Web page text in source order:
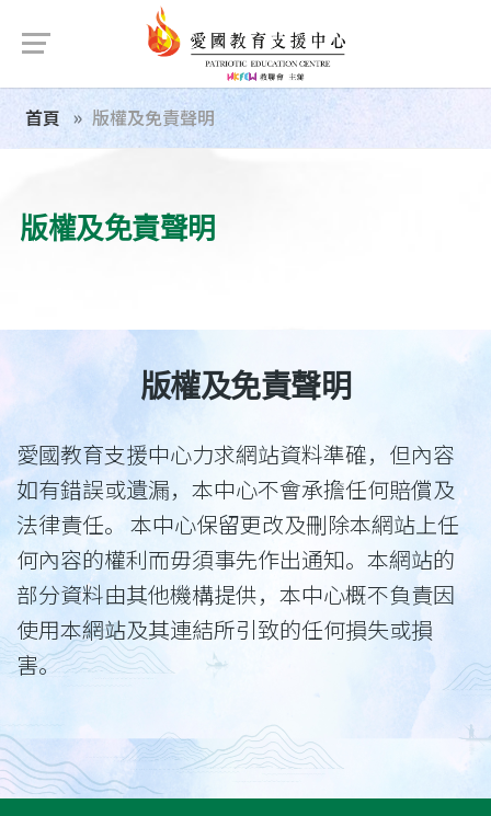
首頁 版權及免責聲明
版權及免責聲明
版權及免責聲明
愛國教育支援中心力求網站資料準確，但內容
如有錯誤或遺漏，本中心不會承擔任何賠償及
法律責任。 本中心保留更改及刪除本網站上任
何內容的權利而毋須事先作出通知。本網站的
部分資料由其他機構提供，本中心概不負責因
使用本網站及其連結所引致的任何損失或損
害。